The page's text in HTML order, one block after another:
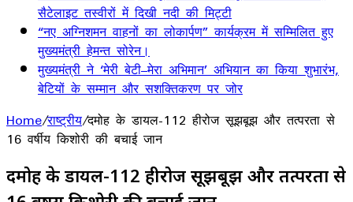
सैटेलाइट तस्वीरों में दिखी नदी की मिट्टी
“नए अग्निशमन वाहनों का लोकार्पण” कार्यक्रम में सम्मिलित हुए
मुख्यमंत्री हेमन्त सोरेन।
मुख्यमंत्री ने ‘मेरी बेटी–मेरा अभिमान’ अभियान का किया शुभारंभ,
बेटियों के सम्मान और सशक्तिकरण पर जोर
Home/राष्ट्रीय/दमोह के डायल-112 हीरोज सूझबूझ और तत्परता से
16 वर्षीय किशोरी की बचाई जान
दमोह के डायल-112 हीरोज सूझबूझ और तत्परता से